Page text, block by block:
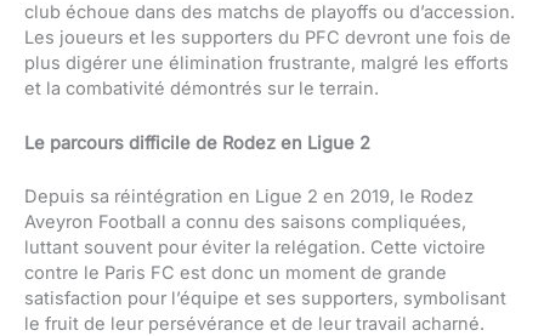
club échoue dans des matchs de playoffs ou d’accession.
Les joueurs et les supporters du PFC devront une fois de
plus digérer une élimination frustrante, malgré les efforts
et la combativité démontrés sur le terrain.
Le parcours difficile de Rodez en Ligue 2
Depuis sa réintégration en Ligue 2 en 2019, le Rodez
Aveyron Football a connu des saisons compliquées,
luttant souvent pour éviter la relégation. Cette victoire
contre le Paris FC est donc un moment de grande
satisfaction pour l’équipe et ses supporters, symbolisant
le fruit de leur persévérance et de leur travail acharné.